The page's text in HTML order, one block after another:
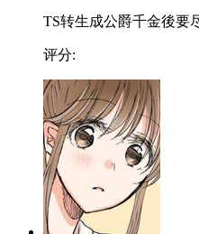
TS转生成公爵千金後要
评分: